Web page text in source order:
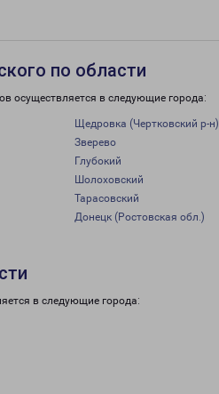
по области
осуществляется в следующие города:
Щедровка (Чертковский р-н)
Зверево
Глубокий
Шолоховский
Тарасовский
Донецк (Ростовская обл.)
в следующие города: